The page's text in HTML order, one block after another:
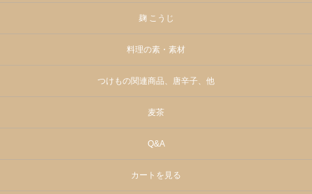
麹 こうじ
料理の素・素材
つけもの関連商品、唐辛子、他
麦茶
Q&A
カートを見る